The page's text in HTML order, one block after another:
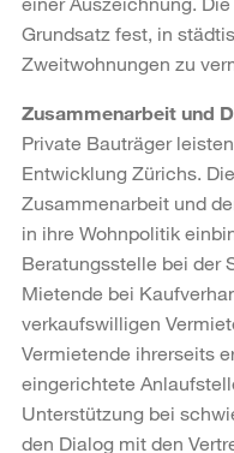
Grundsatz fest, in
Zweitwohnungen zu
Zusammenarbeit und
Private Bauträger
Entwicklung Zürichs.
Zusammenarbeit und
in ihre Wohnpolitik
Beratungsstelle bei der
Mietende bei
verkaufswilligen
Vermietende ihrerseits
eingerichtete
Unterstützung bei
den Dialog mit den